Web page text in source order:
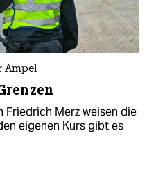
Ampel
Friedrich Merz weisen die
eigenen Kurs gibt es